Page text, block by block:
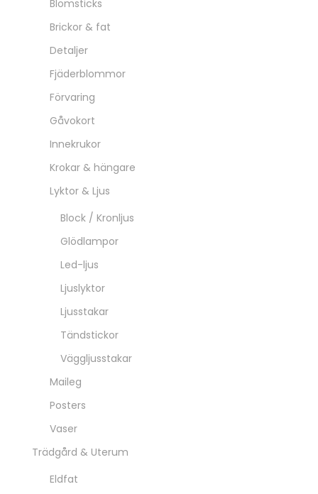
Blomsticks
Brickor & fat
Detaljer
Fjäderblommor
Förvaring
Gåvokort
Innekrukor
Krokar & hängare
Lyktor & Ljus
Block / Kronljus
Glödlampor
Led-ljus
Ljuslyktor
Ljusstakar
Tändstickor
Väggljusstakar
Maileg
Posters
Vaser
Trädgård & Uterum
Eldfat